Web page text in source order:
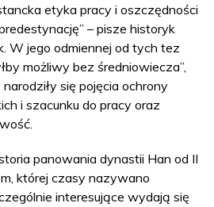
etyka pracy i oszczędności
– pisze historyk
W jego odmiennej od tych tez
możliwy bez średniowiecza”,
się pojęcia ochrony
i szacunku do pracy oraz
panowania dynastii Han od II
której czasy nazywano
interesujące wydają się